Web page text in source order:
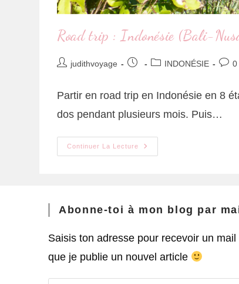
Road trip : Indonésie (Bali-
judithvoyage INDONÉSIE 0
Partir en road trip en Indonésie en 8
dos pendant plusieurs mois. Puis…
Continuer La Lecture
Abonne-toi à mon blog par
Saisis ton adresse pour recevoir un mail
que je publie un nouvel article